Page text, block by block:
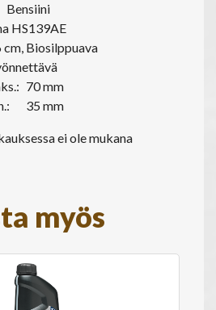
Bensiini
HS139AE
cm, Biosilppuava
70 mm
35 mm
ei ole mukana
myös